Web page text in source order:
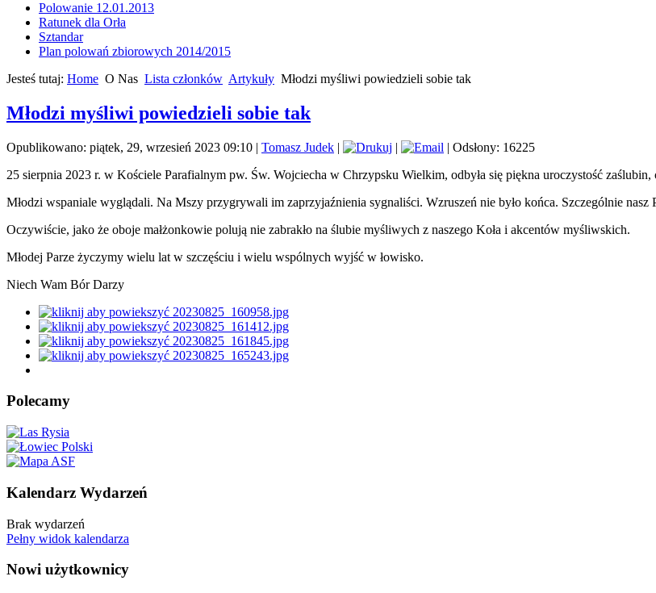
Polowanie 12.01.2013
Ratunek dla Orła
Sztandar
Plan polowań zbiorowych 2014/2015
Jesteś tutaj: Home O Nas Lista członków Artykuły Młodzi myśliwi powiedzieli sobie tak
Młodzi myśliwi powiedzieli sobie tak
Opublikowano: piątek, 29, wrzesień 2023 09:10 | Tomasz Judek | |
| Odsłony: 16225
25 sierpnia 2023 r. w Kościele Parafialnym pw. Św. Wojciecha w Chrzypsku Wielkim, odbyła się piękna uroczystość zaślubin,
Młodzi wspaniale wyglądali. Na Mszy przygrywali im zaprzyjaźnienia sygnaliści. Wzruszeń nie było końca. Szczególnie
Oczywiście, jako że oboje małżonkowie polują nie zabrakło na ślubie myśliwych z naszego Koła i akcentów myśliwskich.
Młodej Parze życzymy wielu lat w szczęściu i wielu wspólnych wyjść w łowisko.
Niech Wam Bór Darzy
Polecamy
Kalendarz Wydarzeń
Brak wydarzeń
Pełny widok kalendarza
Nowi użytkownicy